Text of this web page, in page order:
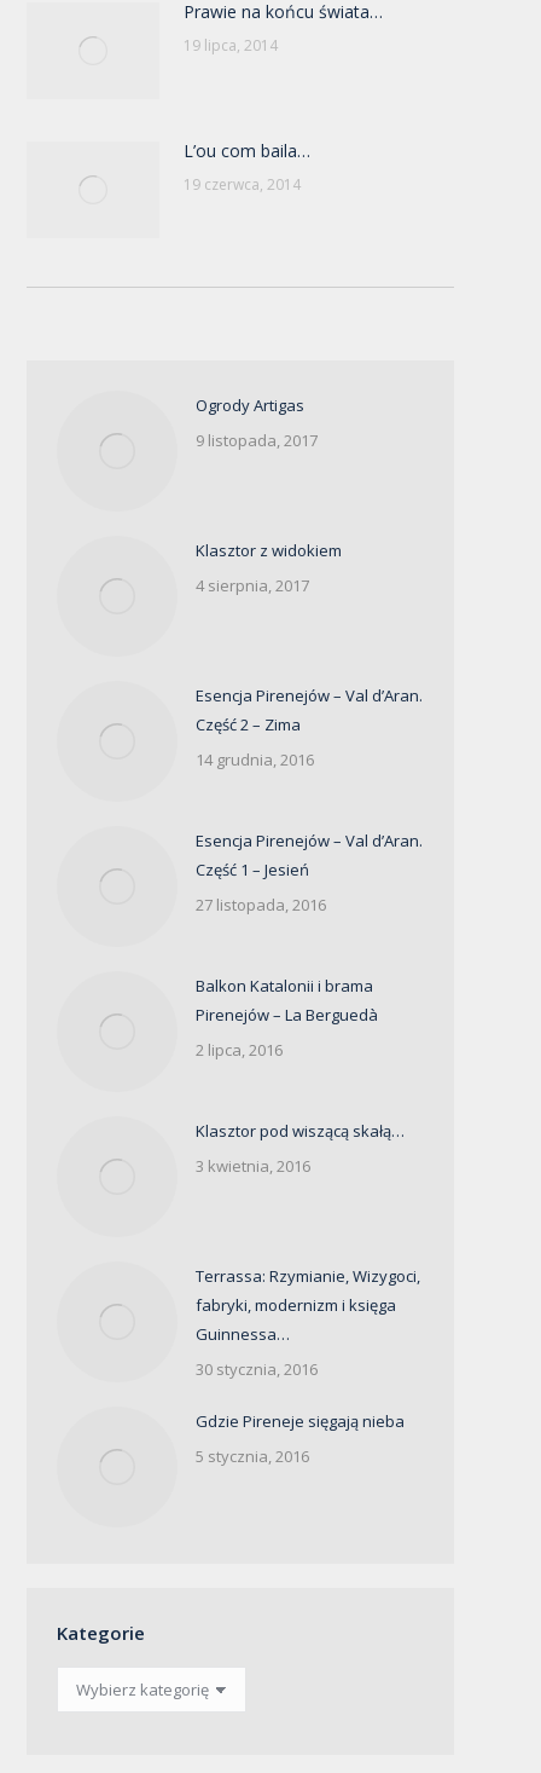
Prawie na końcu świata…
19 lipca, 2014
L’ou com baila…
19 czerwca, 2014
Ogrody Artigas
9 listopada, 2017
Klasztor z widokiem
4 sierpnia, 2017
Esencja Pirenejów – Val d’Aran.
Część 2 – Zima
14 grudnia, 2016
Esencja Pirenejów – Val d’Aran.
Część 1 – Jesień
27 listopada, 2016
Balkon Katalonii i brama
Pirenejów – La Berguedà
2 lipca, 2016
Klasztor pod wiszącą skałą…
3 kwietnia, 2016
Terrassa: Rzymianie, Wizygoci,
fabryki, modernizm i księga
Guinnessa…
30 stycznia, 2016
Gdzie Pireneje sięgają nieba
5 stycznia, 2016
Kategorie
Kategorie